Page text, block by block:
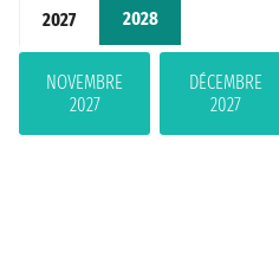
2027 2028
NOVEMBRE
2027
DÉCEMBRE
2027